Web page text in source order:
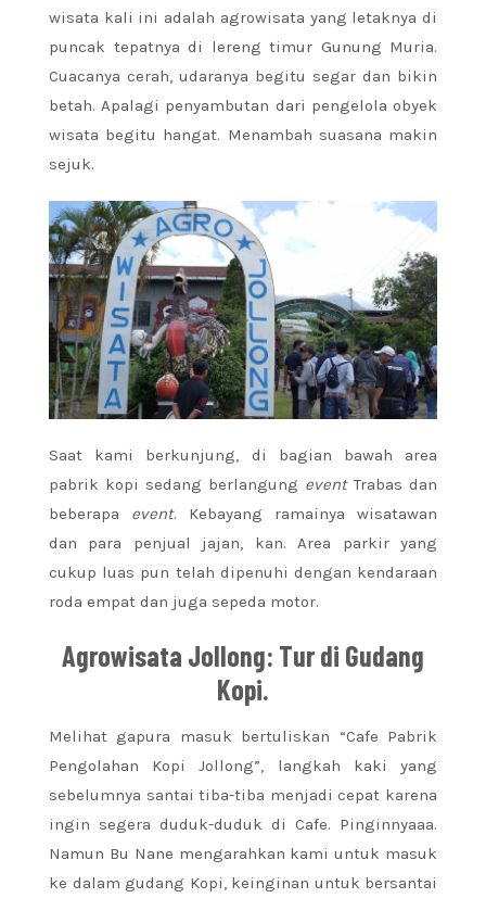
wisata kali ini adalah agrowisata yang letaknya di
puncak tepatnya di lereng timur Gunung Muria.
Cuacanya cerah, udaranya begitu segar dan bikin
betah. Apalagi penyambutan dari pengelola obyek
wisata begitu hangat. Menambah suasana makin
sejuk.
Saat kami berkunjung, di bagian bawah area
pabrik kopi sedang berlangung eventTrabas dan
beberapa event. Kebayang ramainya wisatawan
dan para penjual jajan, kan. Area parkir yang
cukup luas pun telah dipenuhi dengan kendaraan
roda empat dan juga sepeda motor.
Agrowisata Jollong: Tur di Gudang
Kopi.
Melihat gapura masuk bertuliskan “Cafe Pabrik
Pengolahan Kopi Jollong”, langkah kaki yang
sebelumnya santai tiba-tiba menjadi cepat karena
ingin segera duduk-duduk di Cafe. Pinginnyaaa.
Namun Bu Nane mengarahkan kami untuk masuk
ke dalam gudang Kopi, keinginan untuk bersantai